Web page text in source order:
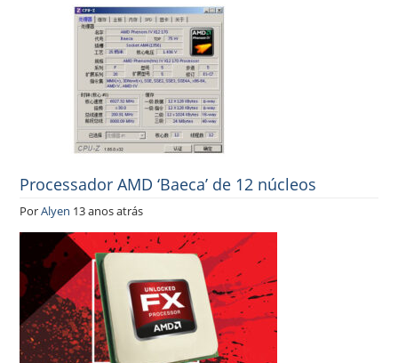
Processador AMD ‘Baeca’ de 12 núcleos
PorAlyen 13 anos atrás